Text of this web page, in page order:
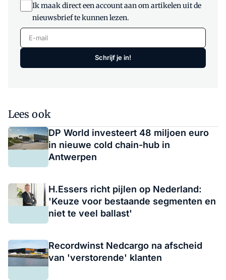
Ik maak direct een account aan om artikelen uit de
nieuwsbrief te kunnen lezen.
E-mail
Schrijf je in!
Lees ook
DP World investeert 48 miljoen euro
in nieuwe cold chain-hub in
Antwerpen
H.Essers richt pijlen op Nederland:
'Keuze voor bestaande segmenten en
niet te veel ballast'
Recordwinst Nedcargo na afscheid
van 'verstorende' klanten